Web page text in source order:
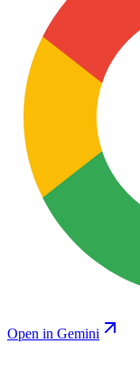
Open in Gemini